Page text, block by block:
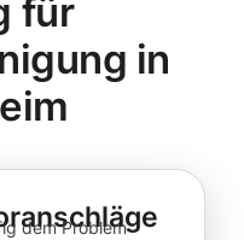
für
in
dem Problem